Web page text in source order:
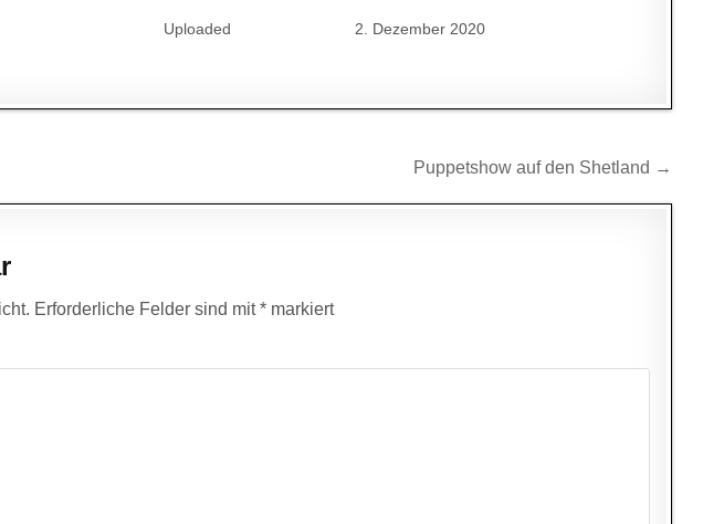
Uploaded 2. Dezember 2020
Puppetshow auf den Shetland →
Erforderliche Felder sind mit* markiert